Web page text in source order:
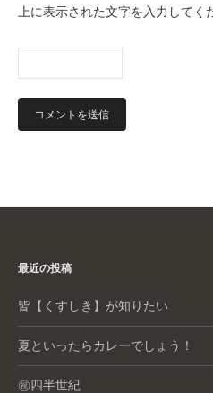
上に表示された文字を入力してく
最近の投稿
皆【くすしき】が知りたい
夏といったらカレーでしょう！
㊗️四半世紀